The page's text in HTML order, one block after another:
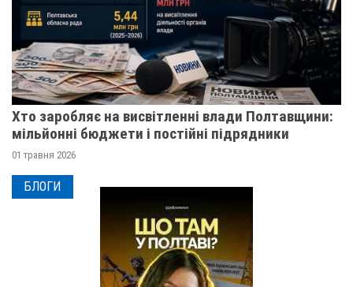
Хто заробляє на висвітленні влади Полтавщини:
мільйонні бюджети і постійні підрядники
01 травня 2026
БЛОГИ